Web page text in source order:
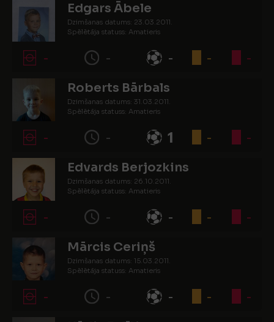
Edgars Ābele
Dzimšanas datums: 23.03.2011.
Spēlētāja statuss: Amatieris
- - - - -
Roberts Bārbals
Dzimšanas datums: 31.03.2011.
Spēlētāja statuss: Amatieris
- - 1 - -
Edvards Berjozkins
Dzimšanas datums: 26.10.2011.
Spēlētāja statuss: Amatieris
- - - - -
Mārcis Ceriņš
Dzimšanas datums: 15.03.2011.
Spēlētāja statuss: Amatieris
- - - - -